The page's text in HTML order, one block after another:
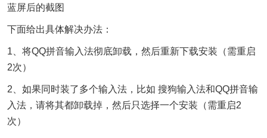
蓝屏后的截图
下面给出具体解决办法：
1、将QQ拼音输入法彻底卸载，然后重新下载安装（需重启
2次）
2、如果同时装了多个输入法，比如 搜狗输入法和QQ拼音输
入法，请将其都卸载掉，然后只选择一个安装（需重启2
次）